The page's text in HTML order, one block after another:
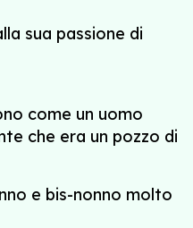
sua passione di
come un uomo
che era un pozzo di
e bis-nonno molto